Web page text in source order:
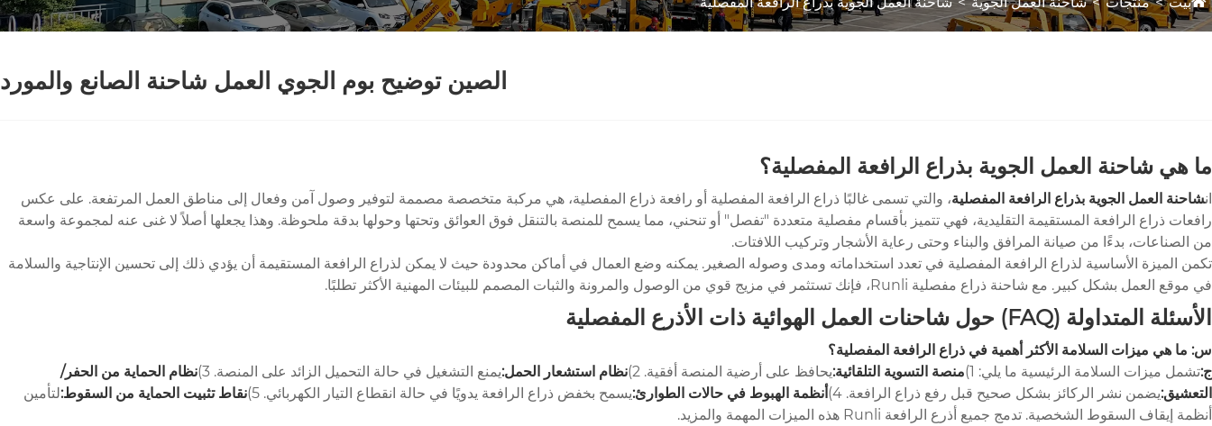
الصين توضيح بوم الجوي العمل شاحنة الصانع والمورد
ما هي شاحنة العمل الجوية بذراع الرافعة المفصلية؟
انشاحنة العمل الجوية بذراع الرافعة المفصلية، والتي تسمى غالبًا ذراع الرافعة المفصلية أو رافعة ذراع المفصلية، هي مركبة متخصصة مصممة لتوفير وصول آمن وفعال إلى مناطق العمل المرتفعة. على عكس
رافعات ذراع الرافعة المستقيمة التقليدية، فهي تتميز بأقسام مفصلية متعددة "تفصل" أو تنحني، مما يسمح للمنصة بالتنقل فوق العوائق وتحتها وحولها بدقة ملحوظة. وهذا يجعلها أصلاً لا غنى عنه لمجموعة واسعة
من الصناعات، بدءًا من صيانة المرافق والبناء وحتى رعاية الأشجار وتركيب اللافتات.
تكمن الميزة الأساسية لذراع الرافعة المفصلية في تعدد استخداماته ومدى وصوله الصغير. يمكنه وضع العمال في أماكن محدودة حيث لا يمكن لذراع الرافعة المستقيمة أن يؤدي ذلك إلى تحسين الإنتاجية والسلامة
في موقع العمل بشكل كبير. مع شاحنة ذراع مفصلية Runli، فإنك تستثمر في مزيج قوي من الوصول والمرونة والثبات المصمم للبيئات المهنية الأكثر تطلبًا.
الأسئلة المتداولة (FAQ) حول شاحنات العمل الهوائية ذات الأذرع المفصلية
س: ما هي ميزات السلامة الأكثر أهمية في ذراع الرافعة المفصلية؟
ج:تشمل ميزات السلامة الرئيسية ما يلي: 1) منصة التسوية التلقائية:يحافظ على أرضية المنصة أفقية. 2) نظام استشعار الحمل:يمنع التشغيل في حالة التحميل الزائد على المنصة. 3)
نظام الحماية من الحفر/
التعشيق:يضمن نشر الركائز بشكل صحيح قبل رفع ذراع الرافعة. 4) أنظمة الهبوط في حالات الطوارئ:يسمح بخفض ذراع الرافعة يدويًا في حالة انقطاع التيار الكهربائي. 5) نقاط تثبيت الحماية من السقوط:لتأمين
أنظمة إيقاف السقوط الشخصية. تدمج جميع أذرع الرافعة Runli هذه الميزات المهمة والمزيد.